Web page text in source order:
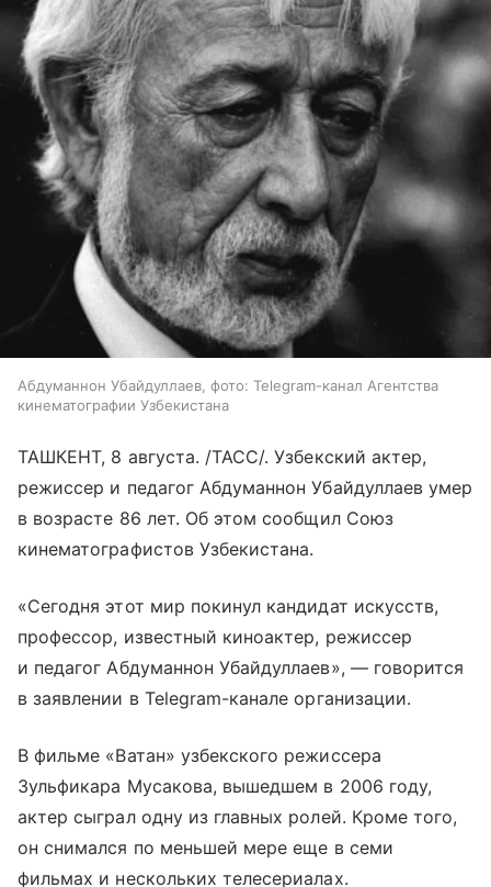
Абдуманнон Убайдуллаев, фото: Telegram-канал Агентства
кинематографии Узбекистана
ТАШКЕНТ, 8 августа. /ТАСС/. Узбекский актер,
режиссер и педагог Абдуманнон Убайдуллаев умер
в возрасте 86 лет. Об этом сообщил Союз
кинематографистов Узбекистана.
«Сегодня этот мир покинул кандидат искусств,
профессор, известный киноактер, режиссер
и педагог Абдуманнон Убайдуллаев», — говорится
в заявлении в Telegram-канале организации.
В фильме «Ватан» узбекского режиссера
Зульфикара Мусакова, вышедшем в 2006 году,
актер сыграл одну из главных ролей. Кроме того,
он снимался по меньшей мере еще в семи
фильмах и нескольких телесериалах.